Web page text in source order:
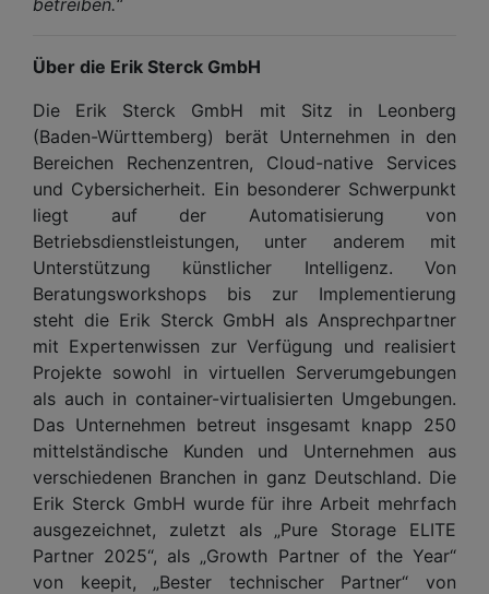
Über die Erik Sterck GmbH
Die Erik Sterck GmbH mit Sitz in Leonberg
(Baden-Württemberg) berät Unternehmen in den
Bereichen Rechenzentren, Cloud-native Services
und Cybersicherheit. Ein besonderer Schwerpunkt
liegt auf der Automatisierung von
Betriebsdienstleistungen, unter anderem mit
Unterstützung künstlicher Intelligenz. Von
Beratungsworkshops bis zur Implementierung
steht die Erik Sterck GmbH als Ansprechpartner
mit Expertenwissen zur Verfügung und realisiert
Projekte sowohl in virtuellen Serverumgebungen
als auch in container-virtualisierten Umgebungen.
Das Unternehmen betreut insgesamt knapp 250
mittelständische Kunden und Unternehmen aus
verschiedenen Branchen in ganz Deutschland. Die
Erik Sterck GmbH wurde für ihre Arbeit mehrfach
ausgezeichnet, zuletzt als „Pure Storage ELITE
Partner 2025“, als „Growth Partner of the Year“
von keepit, „Bester technischer Partner“ von